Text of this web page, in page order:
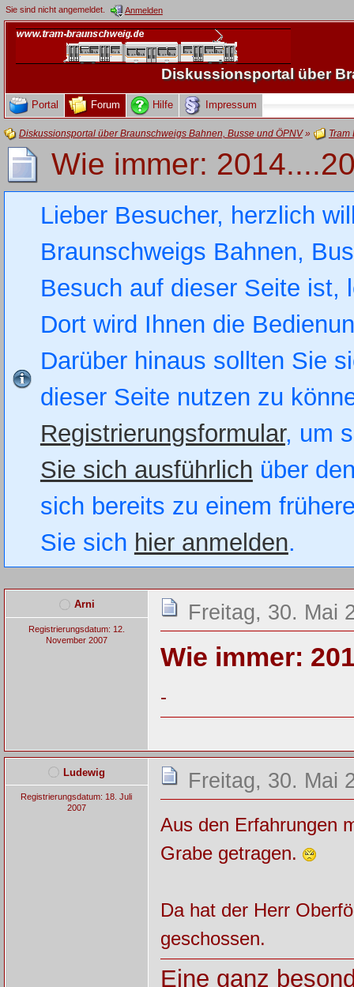
Sie sind nicht angemeldet. Anmelden
Diskussionsportal über
Portal Forum Hilfe Impressum
Diskussionsportal über Braunschweigs Bahnen, Busse und ÖPNV» Tram
Wie immer:
Lieber Besucher, herzlich
Braunschweigs Bahnen,
Besuch auf dieser Seite
Dort wird Ihnen die
Darüber hinaus sollten Sie
dieser Seite nutzen zu
Registrierungsformular, um
Sie sich ausführlich über
sich bereits zu einem
Sie sich hier anmelden.
Arni
Registrierungsdatum: 12.
November 2007
Freitag, 30. Mai
Wie immer:
-
Ludewig
Registrierungsdatum: 18. Juli
2007
Freitag, 30. Mai
Aus den Erfahrungen
Grabe getragen.
Da hat der Herr
geschossen.
Eine ganz